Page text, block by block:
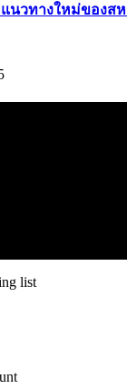
นวทางใหม่ของส
list